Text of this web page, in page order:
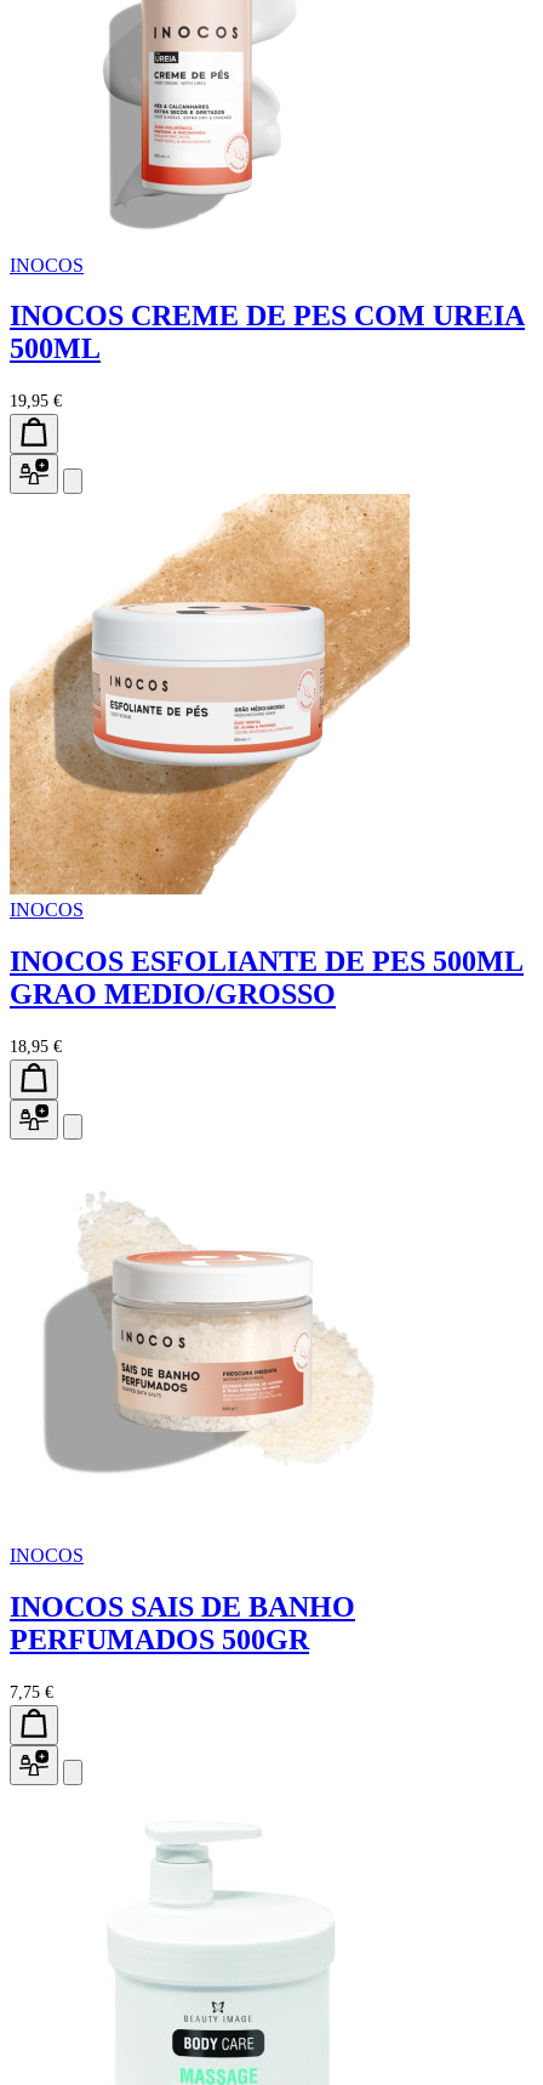
INOCOS
INOCOS CREME DE PES COM UREIA
500ML
19,95 €
INOCOS
INOCOS ESFOLIANTE DE PES 500ML
GRAO MEDIO/GROSSO
18,95 €
INOCOS
INOCOS SAIS DE BANHO
PERFUMADOS 500GR
7,75 €